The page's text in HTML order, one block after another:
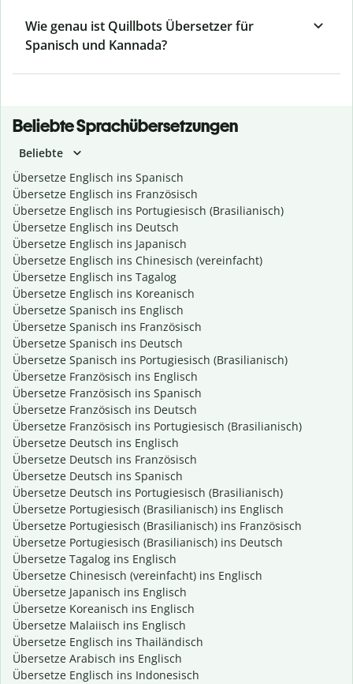
Wie genau ist Quillbots Übersetzer für
Spanisch und Kannada?
Beliebte Sprachübersetzungen
Beliebte
Übersetze Englisch ins Spanisch
Übersetze Englisch ins Französisch
Übersetze Englisch ins Portugiesisch (Brasilianisch)
Übersetze Englisch ins Deutsch
Übersetze Englisch ins Japanisch
Übersetze Englisch ins Chinesisch (vereinfacht)
Übersetze Englisch ins Tagalog
Übersetze Englisch ins Koreanisch
Übersetze Spanisch ins Englisch
Übersetze Spanisch ins Französisch
Übersetze Spanisch ins Deutsch
Übersetze Spanisch ins Portugiesisch (Brasilianisch)
Übersetze Französisch ins Englisch
Übersetze Französisch ins Spanisch
Übersetze Französisch ins Deutsch
Übersetze Französisch ins Portugiesisch (Brasilianisch)
Übersetze Deutsch ins Englisch
Übersetze Deutsch ins Französisch
Übersetze Deutsch ins Spanisch
Übersetze Deutsch ins Portugiesisch (Brasilianisch)
Übersetze Portugiesisch (Brasilianisch) ins Englisch
Übersetze Portugiesisch (Brasilianisch) ins Französisch
Übersetze Portugiesisch (Brasilianisch) ins Deutsch
Übersetze Tagalog ins Englisch
Übersetze Chinesisch (vereinfacht) ins Englisch
Übersetze Japanisch ins Englisch
Übersetze Koreanisch ins Englisch
Übersetze Malaiisch ins Englisch
Übersetze Englisch ins Thailändisch
Übersetze Arabisch ins Englisch
Übersetze Englisch ins Indonesisch